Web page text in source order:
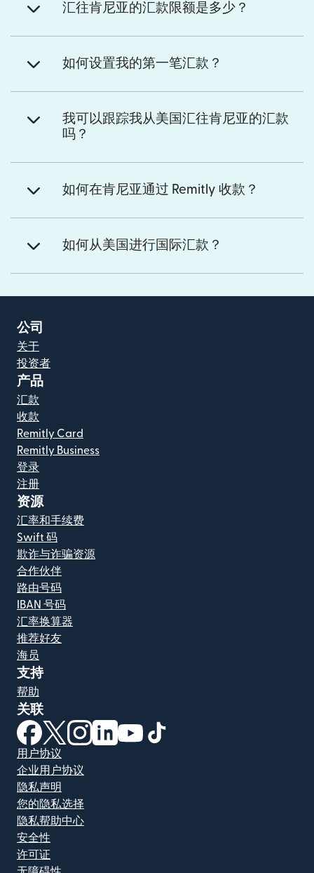
汇往肯尼亚的汇款限额是多少？
如何设置我的第一笔汇款？
我可以跟踪我从美国汇往肯尼亚的汇款
吗？
如何在肯尼亚通过 Remitly 收款？
如何从美国进行国际汇款？
公司
关于
投资者
产品
汇款
收款
Remitly Card
Remitly Business
登录
注册
资源
汇率和手续费
Swift 码
欺诈与诈骗资源
合作伙伴
路由号码
IBAN 号码
汇率换算器
推荐好友
海员
支持
帮助
关联
（在新窗口中打开）
（在新窗口中打开）
（在新窗口中打开）
（在新窗口中打开）
（在新窗口中打开）
用户协议
企业用户协议
隐私声明
您的隐私选择
隐私帮助中心
安全性
许可证